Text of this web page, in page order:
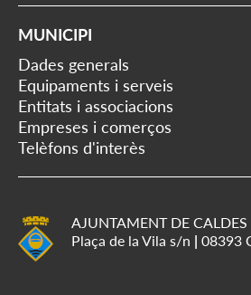
MUNICIPI
Dades generals
Equipaments i serveis
Entitats i associacions
Empreses i comerços
Telèfons d'interès
AJUNTAMENT DE CALDES
Plaça de la Vila s/n | 08393